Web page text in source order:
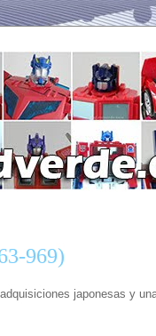
969)
japonesas y